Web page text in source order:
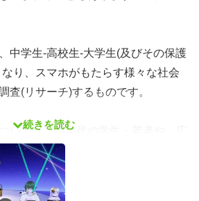
中学生‐高校生‐大学生(及びその保護
り、スマホがもたらす様々な社会
査(リサーチ)するものです。
いては、同年代の学生・若者や、広
信・啓発できるように、様々な形で
らいます。お友達や家族、おじいち
、身近な人がスマートフォンやイン
続きを読む